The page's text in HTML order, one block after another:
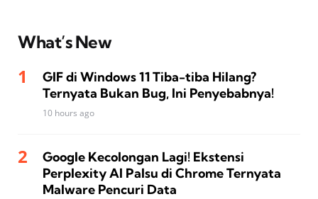
What’s New
GIF di Windows 11 Tiba-tiba Hilang?
Ternyata Bukan Bug, Ini Penyebabnya!
10 hours ago
Google Kecolongan Lagi! Ekstensi
Perplexity AI Palsu di Chrome Ternyata
Malware Pencuri Data